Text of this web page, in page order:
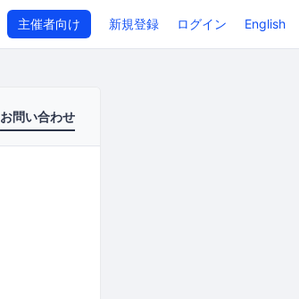
主催者向け 新規登録 ログイン English
お問い合わせ